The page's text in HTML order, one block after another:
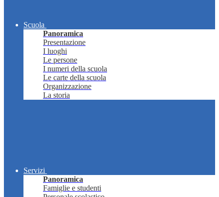
Scuola
Panoramica
Presentazione
I luoghi
Le persone
I numeri della scuola
Le carte della scuola
Organizzazione
La storia
Servizi
Panoramica
Famiglie e studenti